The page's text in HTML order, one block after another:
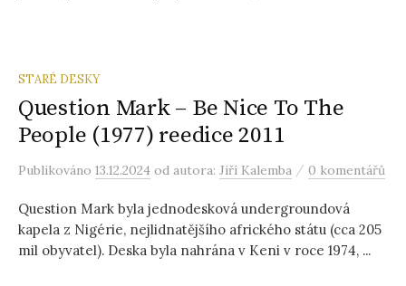
STARÉ DESKY
Question Mark – Be Nice To The
People (1977) reedice 2011
Publikováno 13.12.2024 od autora: Jiří Kalemba / 0 komentářů
Question Mark byla jednodesková undergroundová
kapela z Nigérie, nejlidnatějšího afrického státu (cca 205
mil obyvatel). Deska byla nahrána v Keni v roce 1974, ...